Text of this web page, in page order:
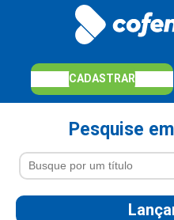
CADASTRAR
Pesquise